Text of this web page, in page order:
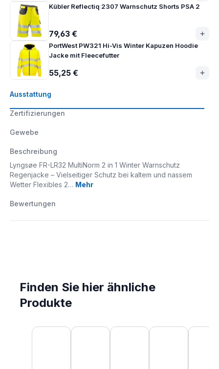
Ausstattung
Zertifizierungen
Gewebe
Beschreibung
Lyngsøe FR-LR32 MultiNorm 2 in 1 Winter Warnschutz
Regenjacke – Vielseitiger Schutz bei kaltem und nassem
Wetter Flexibles 2… Mehr
Bewertungen
Kübler Reflectiq 2307 Warnschutz Shorts PSA 2
79,63 €
PortWest PW321 Hi-Vis Winter Kapuzen Hoodie
Jacke mit Fleecefutter
55,25 €
Finden Sie hier ähnliche
Produkte
Produktgalerie überspringen